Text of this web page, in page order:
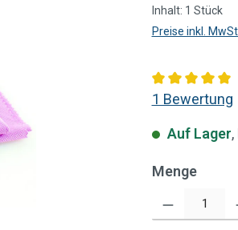
Inhalt: 1 Stück
Preise inkl.
1 Bewertung
Auf Lager
Menge